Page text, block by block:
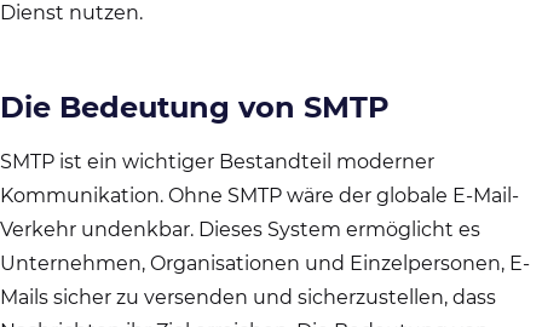
Dienst nutzen.
Die Bedeutung von SMTP
SMTP ist ein wichtiger Bestandteil moderner
Kommunikation. Ohne SMTP wäre der globale E-Mail-
Verkehr undenkbar. Dieses System ermöglicht es
Unternehmen, Organisationen und Einzelpersonen, E-
Mails sicher zu versenden und sicherzustellen, dass